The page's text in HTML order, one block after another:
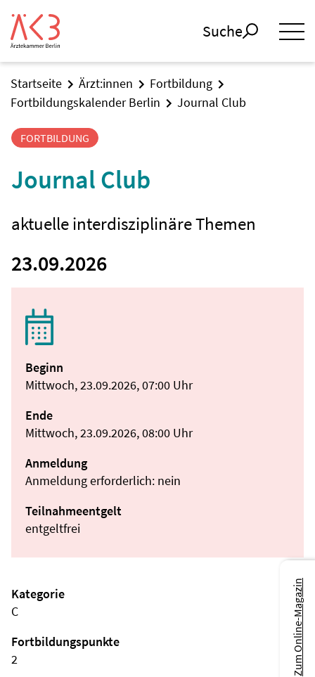
Suche
Startseite Ärzt:innen
Fortbildung
Fortbildungskalender Berlin
Journal Club
FORTBILDUNG
Journal Club
aktuelle interdisziplinäre Themen
23.09.2026
Beginn
Mittwoch, 23.09.2026, 07:00 Uhr
Ende
Mittwoch, 23.09.2026, 08:00 Uhr
Anmeldung
Anmeldung erforderlich: nein
Teilnahmeentgelt
entgeltfrei
Kategorie
C
Fortbildungspunkte
2
Zum Online-Magazin